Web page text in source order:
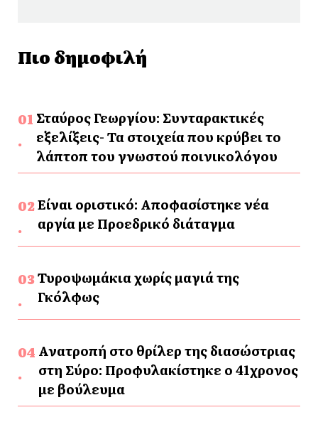
Πιο δημοφιλή
Σταύρος Γεωργίου: Συνταρακτικές
εξελίξεις- Τα στοιχεία που κρύβει το
λάπτοπ του γνωστού ποινικολόγου
Είναι οριστικό: Αποφασίστηκε νέα
αργία με Προεδρικό διάταγμα
Τυροψωμάκια χωρίς μαγιά της
Γκόλφως
Ανατροπή στο θρίλερ της διασώστριας
στη Σύρο: Προφυλακίστηκε ο 41χρονος
με βούλευμα